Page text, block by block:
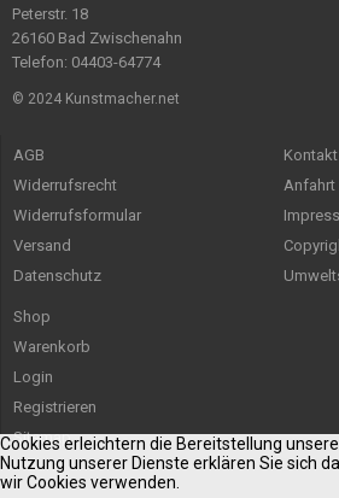
Peterstr. 18
26160 Bad Zwischenahn
Telefon: 04403-64774
© 2024 Kunstmacher.net
AGB
Widerrufsrecht
Widerrufsformular
Versand
Datenschutz
Kontakt
Anfahrt
Shop
Warenkorb
Login
Registrieren
Sitemap
Cookies erleichtern die Bereitstellung
Nutzung unserer Dienste erklären Sie sich
wir Cookies verwenden.